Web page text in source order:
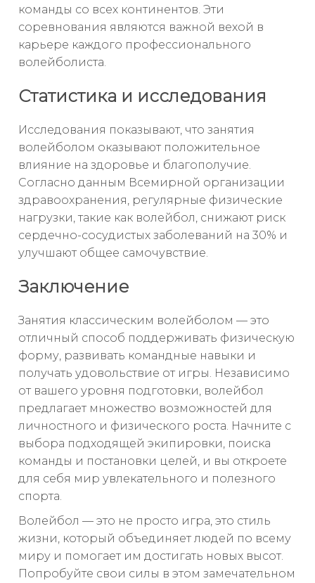
команды со всех континентов. Эти
соревнования являются важной вехой в
карьере каждого профессионального
волейболиста.
Статистика и исследования
Исследования показывают, что занятия
волейболом оказывают положительное
влияние на здоровье и благополучие.
Согласно данным Всемирной организации
здравоохранения, регулярные физические
нагрузки, такие как волейбол, снижают риск
сердечно-сосудистых заболеваний на 30% и
улучшают общее самочувствие.
Заключение
Занятия классическим волейболом — это
отличный способ поддерживать физическую
форму, развивать командные навыки и
получать удовольствие от игры. Независимо
от вашего уровня подготовки, волейбол
предлагает множество возможностей для
личностного и физического роста. Начните с
выбора подходящей экипировки, поиска
команды и постановки целей, и вы откроете
для себя мир увлекательного и полезного
спорта.
Волейбол — это не просто игра, это стиль
жизни, который объединяет людей по всему
миру и помогает им достигать новых высот.
Попробуйте свои силы в этом замечательном